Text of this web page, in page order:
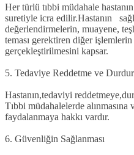
Her türlü tıbbi müdahale
suretiyle icra edilir.Hastanın
değerlendirmelerin, muayene,
teması gerektiren diğer
gerçekleştirilmesini kapsar.
5. Tedaviye Reddetme ve
Hastanın,tedaviyi
Tıbbi müdahalelerde alınmasına
faydalanmaya hakkı vardır.
6. Güvenliğin Sağlanması